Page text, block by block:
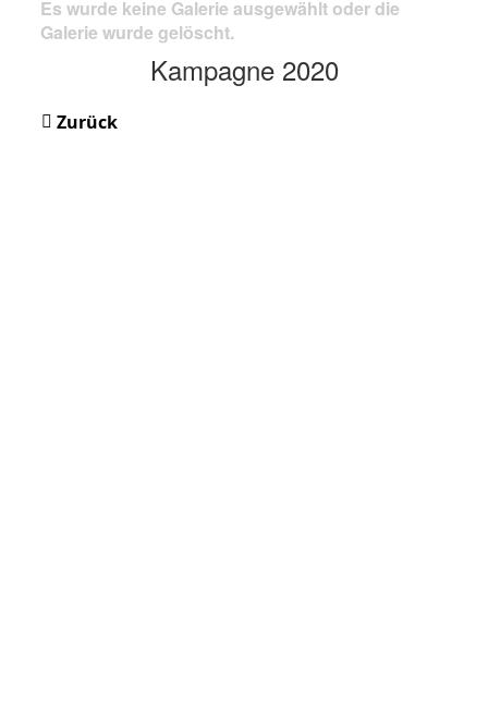
Es wurde keine Galerie ausgewählt oder die
Galerie wurde gelöscht.
Kampagne 2020
Zurück